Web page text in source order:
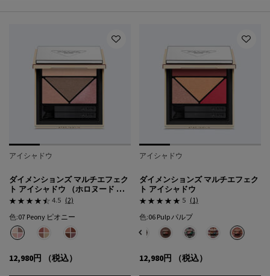
アイシャドウ
ダイメンションズ マルチエフェク
ト アイシャドウ （ホロヌード コ
レクション）4.5 (2)
色:07 Peony ピオニー
色を選択してください
選択済み
07 Peony ピオニー のカラー ダイメンションズ マルチエフェクト アイシャドウ
選択済み
08 Pansy パンジー のカラー ダイメンションズ マルチエフェクト アイ
選択済み
09 Primula プリムラ のカラー ダイメンションズ マルチエフェ
12,980円 （税込）
アイシャドウ
ダイメンションズ マルチエフェク
ト アイシャドウ
5 (1)
色:06 Pulp パルプ
色を選択してください
{1} の場合
選択済み
商品バリエーションは在庫切れです, 01
選択済み
02 Profusion プロフュージョン のカラ
選択済み
03 Pulse パルス のカラー ダイメ
選択済み
04 Poetry ポエトリー の
選択済み
05 Pure ピュア の
選択済み
06 Pulp パ
12,980円 （税込）